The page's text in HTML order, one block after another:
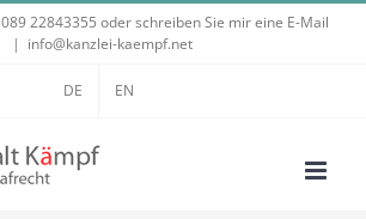
089 22843355 oder schreiben Sie mir eine E-Mail
| info@kanzlei-kaempf.net
DE EN